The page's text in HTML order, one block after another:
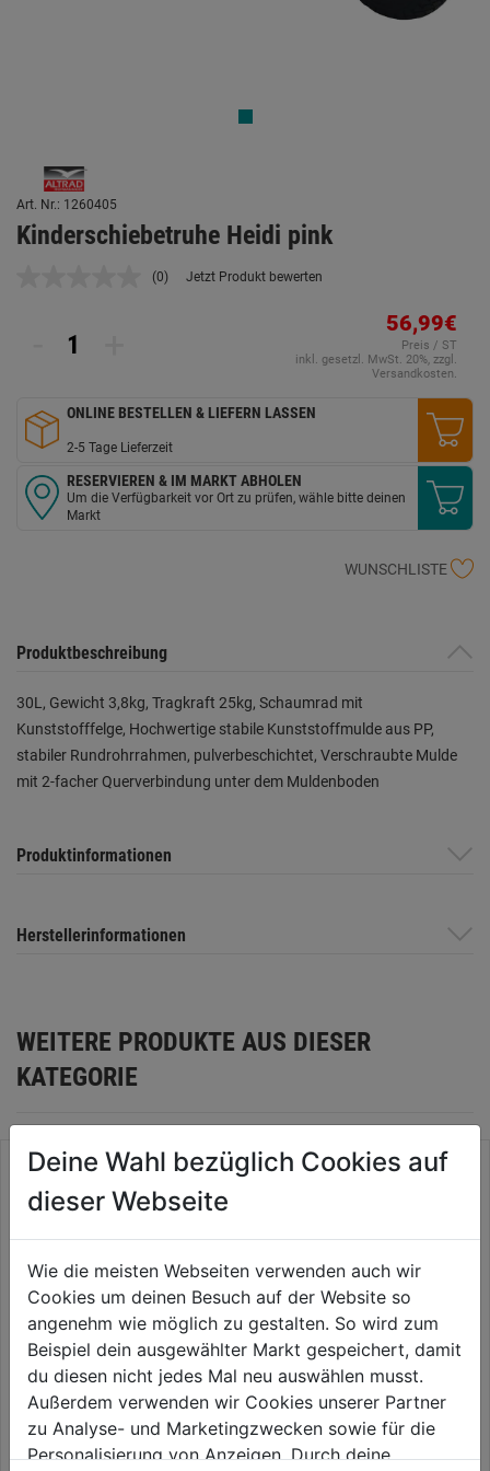
Art. Nr.: 1260405
Kinderschiebetruhe Heidi pink
Kein
(0) Jetzt Produkt bewerten
56,99€
Preis / ST
inkl. gesetzl. MwSt. 20%, zzgl.
Versandkosten.
ONLINE BESTELLEN & LIEFERN LASSEN
2-5 Tage Lieferzeit
RESERVIEREN & IM MARKT ABHOLEN
Um die Verfügbarkeit vor Ort zu prüfen, wähle bitte deinen
Markt
WUNSCHLISTE
Produktbeschreibung
30L, Gewicht 3,8kg, Tragkraft 25kg, Schaumrad mit
Kunststofffelge, Hochwertige stabile Kunststoffmulde aus PP,
stabiler Rundrohrrahmen, pulverbeschichtet, Verschraubte Mulde
mit 2-facher Querverbindung unter dem Muldenboden
Produktinformationen
Herstellerinformationen
WEITERE PRODUKTE AUS DIESER
KATEGORIE
Nestschaukel DM 100cm
0.0 (0)
Bollerwagen 100x50x59cm,
80kg belastbar
0.0 (0)
Deine Wahl bezüglich Cookies auf
dieser Webseite
Wie die meisten Webseiten verwenden auch wir
Cookies um deinen Besuch auf der Website so
angenehm wie möglich zu gestalten. So wird zum
Beispiel dein ausgewählter Markt gespeichert, damit
du diesen nicht jedes Mal neu auswählen musst.
Außerdem verwenden wir Cookies unserer Partner
zu Analyse- und Marketingzwecken sowie für die
Personalisierung von Anzeigen. Durch deine